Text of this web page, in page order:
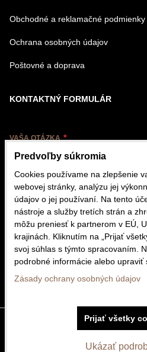
Obchodné a reklamačné podmienky
Ochrana osobných údajov
Poštovné a doprava
KONTAKTNÝ FORMULÁR
VAŠA OTÁZKA
VÁŠ EMAIL
Odoslať
Zásady
Predvoľby súkromia
Cookies používame na zlepšenie
webovej stránky, analýzu jej
údajov o jej používaní. Na tento
nástroje a služby tretích strán a
môžu preniesť k partnerom v EÚ,
krajinách. Kliknutím na „Prijať
svoj súhlas s týmto spracovaním.
podrobné informácie alebo upraviť
Zásady ochrany osobných údajov
Ukázať
Prijať všetky